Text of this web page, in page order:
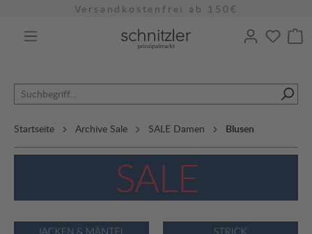
Versandkostenfrei ab 150€
Startseite Archive Sale SALE Damen Blusen